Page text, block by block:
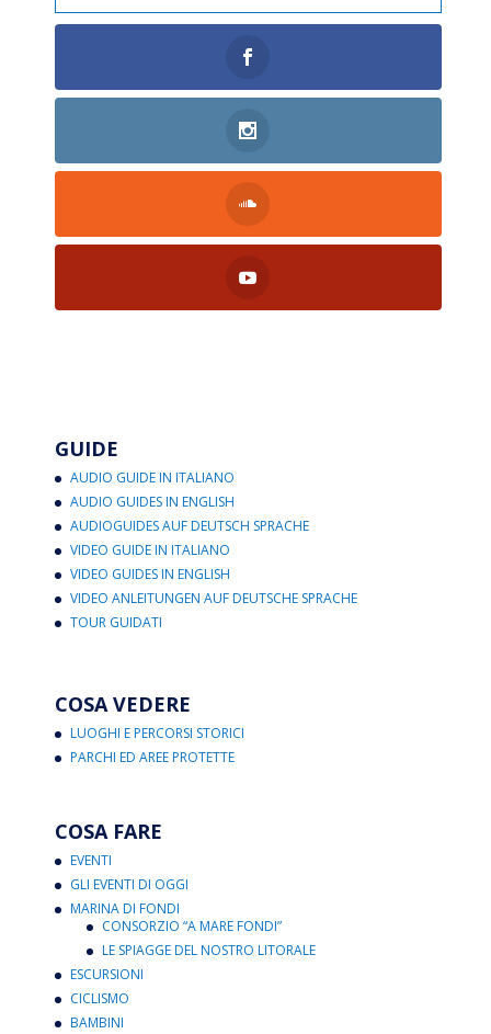
GUIDE
AUDIO GUIDE IN ITALIANO
AUDIO GUIDES IN ENGLISH
AUDIOGUIDES AUF DEUTSCH SPRACHE
VIDEO GUIDE IN ITALIANO
VIDEO GUIDES IN ENGLISH
VIDEO ANLEITUNGEN AUF DEUTSCHE SPRACHE
TOUR GUIDATI
COSA VEDERE
LUOGHI E PERCORSI STORICI
PARCHI ED AREE PROTETTE
COSA FARE
EVENTI
GLI EVENTI DI OGGI
MARINA DI FONDI
CONSORZIO “A MARE FONDI”
LE SPIAGGE DEL NOSTRO LITORALE
ESCURSIONI
CICLISMO
BAMBINI